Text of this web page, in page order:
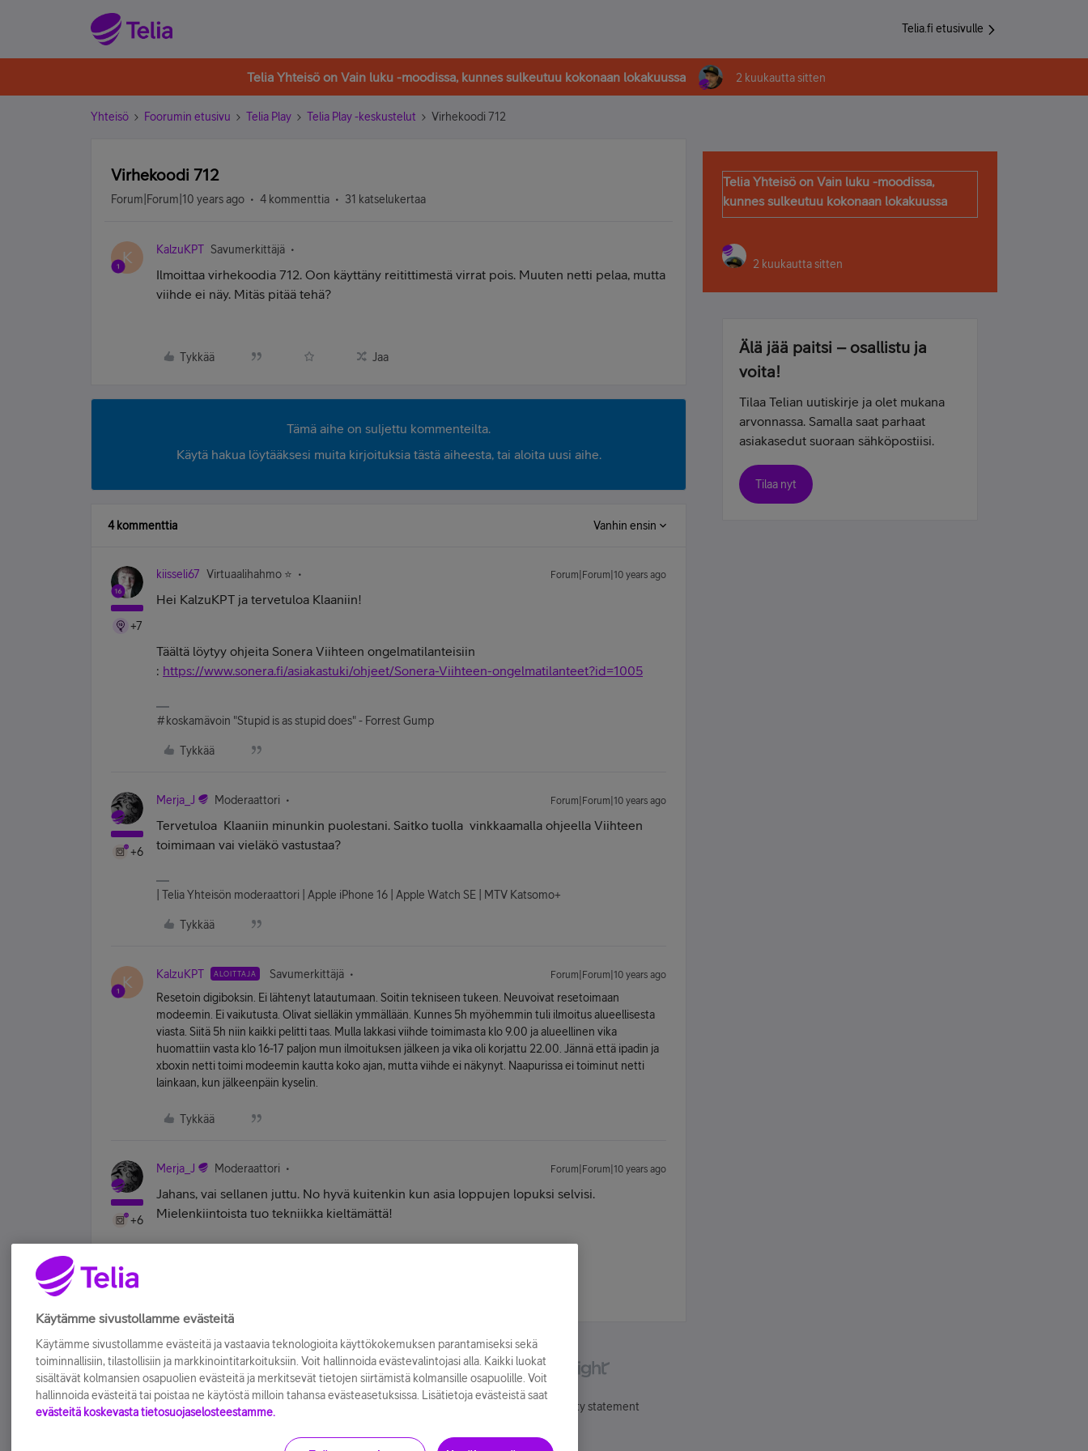
Telia.fi etusivulle
Telia Yhteisö on Vain luku -moodissa, kunnes sulkeutuu kokonaan lokakuussa 2 kuukautta sitten
Yhteisö Foorumin etusivu Telia Play Telia Play -keskustelut Virhekoodi 712
Virhekoodi 712
Forum|Forum|10 years ago 4 kommenttia 31 katselukertaa
K KalzuKPT Savumerkittäjä
Ilmoittaa virhekoodia 712. Oon käyttäny reitittimestä virrat pois. Muuten netti pelaa, mutta
viihde ei näy. Mitäs pitää tehä?
Tykkää Jaa
Tämä aihe on suljettu kommenteilta.
Käytä hakua löytääksesi muita kirjoituksia tästä aiheesta, tai aloita uusi aihe.
4 kommenttia Vanhin ensin
+7
kiisseli67 Virtuaalihahmo ⭐️ Forum|Forum|10 years ago
Hei KalzuKPT ja tervetuloa Klaaniin!
Täältä löytyy ohjeita Sonera Viihteen ongelmatilanteisiin
: https://www.sonera.fi/asiakastuki/ohjeet/Sonera-Viihteen-ongelmatilanteet?id=1005
#koskamävoin "Stupid is as stupid does" - Forrest Gump
Tykkää
+6
Merja_J Moderaattori Forum|Forum|10 years ago
Tervetuloa Klaaniin minunkin puolestani. Saitko tuolla vinkkaamalla ohjeella Viihteen
toimimaan vai vieläkö vastustaa?
| Telia Yhteisön moderaattori | Apple iPhone 16 | Apple Watch SE | MTV Katsomo+
Tykkää
K KalzuKPT ALOITTAJA Savumerkittäjä Forum|Forum|10 years ago
Resetoin digiboksin. Ei lähtenyt latautumaan. Soitin tekniseen tukeen. Neuvoivat resetoimaan
modeemin. Ei vaikutusta. Olivat sielläkin ymmällään. Kunnes 5h myöhemmin tuli ilmoitus alueellisesta
viasta. Siitä 5h niin kaikki pelitti taas. Mulla lakkasi viihde toimimasta klo 9.00 ja alueellinen vika
huomattiin vasta klo 16-17 paljon mun ilmoituksen jälkeen ja vika oli korjattu 22.00. Jännä että ipadin ja
xboxin netti toimi modeemin kautta koko ajan, mutta viihde ei näkynyt. Naapurissa ei toiminut netti
lainkaan, kun jälkeenpäin kyselin.
Tykkää
+6
Merja_J Moderaattori Forum|Forum|10 years ago
Jahans, vai sellanen juttu. No hyvä kuitenkin kun asia loppujen lopuksi selvisi.
Mielenkiintoista tuo tekniikka kieltämättä!
Telia Yhteisö on Vain luku -moodissa,
kunnes sulkeutuu kokonaan lokakuussa
2 kuukautta sitten
Älä jää paitsi – osallistu ja
voita!
Tilaa Telian uutiskirje ja olet mukana
arvonnassa. Samalla saat parhaat
asiakasedut suoraan sähköpostiisi.
Tilaa nyt
Accessibility statement
Käytämme sivustollamme evästeitä
Käytämme sivustollamme evästeitä ja vastaavia teknologioita käyttökokemuksen parantamiseksi sekä
toiminnallisiin, tilastollisiin ja markkinointitarkoituksiin. Voit hallinnoida evästevalintojasi alla. Kaikki luokat
sisältävät kolmansien osapuolien evästeitä ja merkitsevät tietojen siirtämistä kolmansille osapuolille. Voit
hallinnoida evästeitä tai poistaa ne käytöstä milloin tahansa evästeasetuksissa. Lisätietoja evästeistä saat
evästeitä koskevasta tietosuojaselosteestamme.